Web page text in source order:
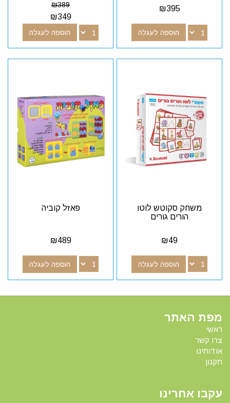
₪395
הוספה לעגלה
₪389
₪349
הוספה לעגלה
משחק סקוטש לוטו
הורים גורים
₪49
הוספה לעגלה
פאזל קוביה
₪489
הוספה לעגלה
מפת האתר
ראשי
צרו קשר
אודותינו
תקנון
עקבו אחרינו